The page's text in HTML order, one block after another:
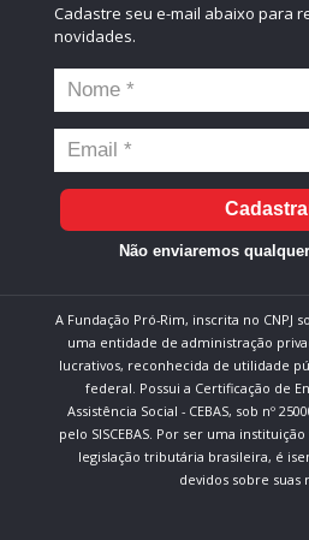
Cadastre seu e-mail abaixo para
novidades.
Não enviaremos
A Fundação Pró-Rim, inscrita no CNPJ
uma entidade de administração
lucrativos, reconhecida de utilidade
federal. Possui a Certificação de
Assistência Social - CEBAS, sob nº
pelo SISCEBAS. Por ser uma
legislação tributária brasileira, é
devidos sobre suas